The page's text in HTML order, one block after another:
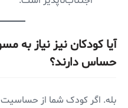
آیا کودکان نیز نیاز
حساس دارند؟
بله. اگر کودک شما از حساسیت